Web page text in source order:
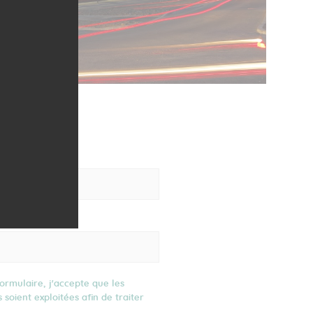
j'accepte que les
soient exploitées afin de traiter